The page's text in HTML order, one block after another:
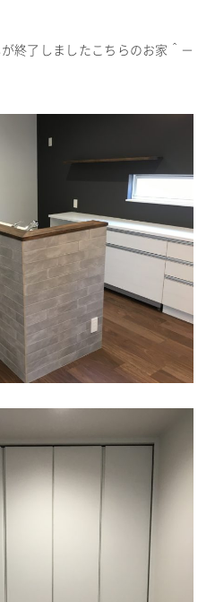
終了しましたこちらのお家＾－